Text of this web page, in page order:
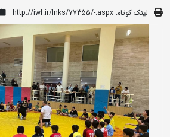
لینک کوتاه: http://iwf.ir/lnks/77355/-.aspx